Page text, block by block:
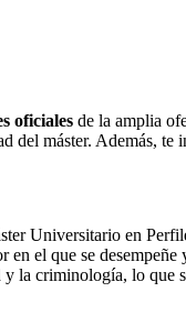
oficiales de la amplia
máster. Además, te
Universitario en
el que se
la criminología, lo que